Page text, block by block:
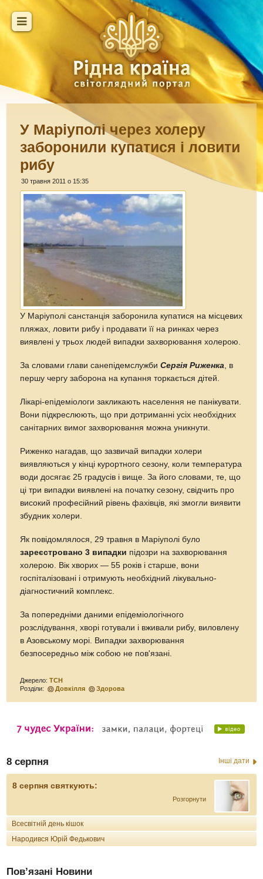
У Маріуполі через холеру
заборонили купатися і ловити
рибу
30 травня 2011 о 15:35
У Маріуполі санстанція заборонила купатися на місцевих
пляжах, ловити рибу і продавати її на ринках через
виявлені у трьох людей випадки захворювання холерою.
За словами глави санепідемслужбиСергія Риженка , в
першу чергу заборона на купання торкається дітей.
Лікарі-епідеміологи закликають населення не панікувати.
Вони підкреслюють, що при дотриманні усіх необхідних
санітарних вимог захворювання можна уникнути.
Риженко нагадав, що зазвичай випадки холери
виявляються у кінці курортного сезону, коли температура
води досягає 25 градусів і вище. За його словами, те, що
ці три випадки виявлені на початку сезону, свідчить про
високий професійний рівень фахівців, які змогли виявити
збудник холери.
Як повідомлялося, 29 травня в Маріуполі було
зареєстровано 3 випадки підозри на захворювання
холерою. Вік хворих — 55 років і старше, вони
госпіталізовані і отримують необхідний лікувально-
діагностичний комплекс.
За попередніми даними епідеміологічного
розслідування, хворі готували і вживали рибу, виловлену
в Азовському морі. Випадки захворювання
безпосередньо між собою не пов'язані.
Джерело:ТСН
Розділи:
Довкілля Здорова
8 серпня Інші дати
8 серпня святкують:
Розгорнути
Всесвітній день кішок
Народився Юрій Федькович
Пов’язані Новини